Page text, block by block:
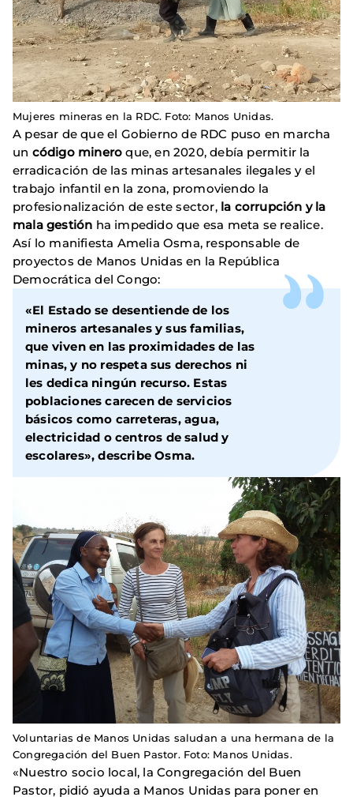
Mujeres mineras en la RDC. Foto: Manos Unidas.
A pesar de que el Gobierno de RDC puso en marcha
un código minero que, en 2020, debía permitir la
erradicación de las minas artesanales ilegales y el
trabajo infantil en la zona, promoviendo la
profesionalización de este sector, la corrupción y la
mala gestión ha impedido que esa meta se realice.
Así lo manifiesta Amelia Osma, responsable de
proyectos de Manos Unidas en la República
Democrática del Congo:
«El Estado se desentiende de los
mineros artesanales y sus familias,
que viven en las proximidades de las
minas, y no respeta sus derechos ni
les dedica ningún recurso. Estas
poblaciones carecen de servicios
básicos como carreteras, agua,
electricidad o centros de salud y
escolares», describe Osma.
Voluntarias de Manos Unidas saludan a una hermana de la
Congregación del Buen Pastor. Foto: Manos Unidas.
«Nuestro socio local, la Congregación del Buen
Pastor, pidió ayuda a Manos Unidas para poner en